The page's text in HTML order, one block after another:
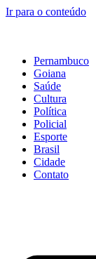
Ir para o conteúdo
Pernambuco
Goiana
Saúde
Cultura
Política
Policial
Esporte
Brasil
Cidade
Contato